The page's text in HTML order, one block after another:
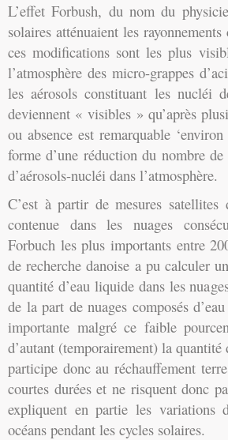
L’effet Forbush, du nom du
solaires atténuaient les
ces modifications sont les plus
l’atmosphère des micro-grappes
les aérosols constituant les nucléi
deviennent « visibles » qu’après
ou absence est remarquable
forme d’une réduction du nombre
d’aérosols-nucléi dans l’atmosphère.
C’est à partir de mesures
contenue dans les nuages
Forbuch les plus importants entre
de recherche danoise a pu calculer
quantité d’eau liquide dans les
de la part de nuages composés
importante malgré ce faible
d’autant (temporairement) la
participe donc au réchauffement
courtes durées et ne risquent donc
expliquent en partie les variations
océans pendant les cycles solaires.